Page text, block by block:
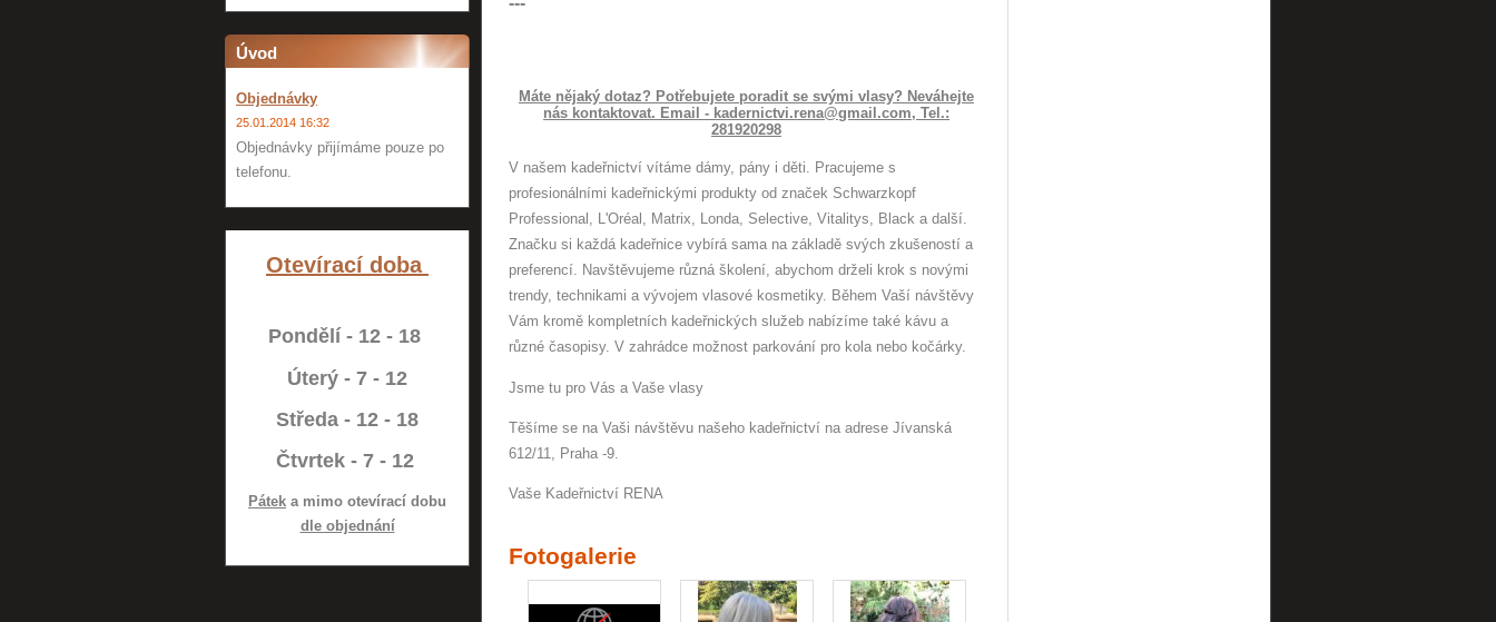
Úvod
Objednávky
25.01.2014 16:32
Objednávky přijímáme pouze po
telefonu.
Otevírací doba
Pondělí - 12 - 18
Úterý - 7 - 12
Středa - 12 - 18
Čtvrtek - 7 - 12
Pátek a mimo otevírací dobu
dle objednání
Máte nějaký dotaz? Potřebujete poradit se svými vlasy? Neváhejte
nás kontaktovat. Email - kadernictvi.rena@gmail.com, Tel.:
281920298
V našem kadeřnictví vítáme dámy, pány i děti. Pracujeme s
profesionálními kadeřnickými produkty od značek Schwarzkopf
Professional, L'Oréal, Matrix, Londa, Selective, Vitalitys, Black a další.
Značku si každá kadeřnice vybírá sama na základě svých zkušeností a
preferencí. Navštěvujeme různá školení, abychom drželi krok s novými
trendy, technikami a vývojem vlasové kosmetiky. Během Vaší návštěvy
Vám kromě kompletních kadeřnických služeb nabízíme také kávu a
různé časopisy. V zahrádce možnost parkování pro kola nebo kočárky.
Jsme tu pro Vás a Vaše vlasy
Těšíme se na Vaši návštěvu našeho kadeřnictví na adrese Jívanská
612/11, Praha -9.
Vaše Kadeřnictví RENA
Fotogalerie